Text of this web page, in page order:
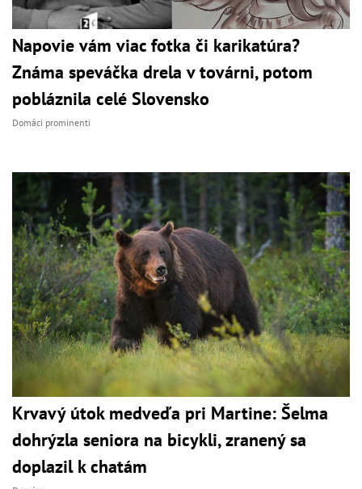
Napovie vám viac fotka či karikatúra?
Známa speváčka drela v továrni, potom
pobláznila celé Slovensko
Domáci prominenti
Krvavý útok medveďa pri Martine: Šelma
dohrýzla seniora na bicykli, zranený sa
doplazil k chatám